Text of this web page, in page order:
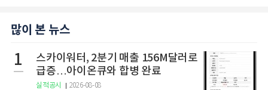
많이 본 뉴스
1
스카이워터, 2분기 매출 156M달러로
급증…아이온큐와 합병 완료
실적공시 2026-08-08